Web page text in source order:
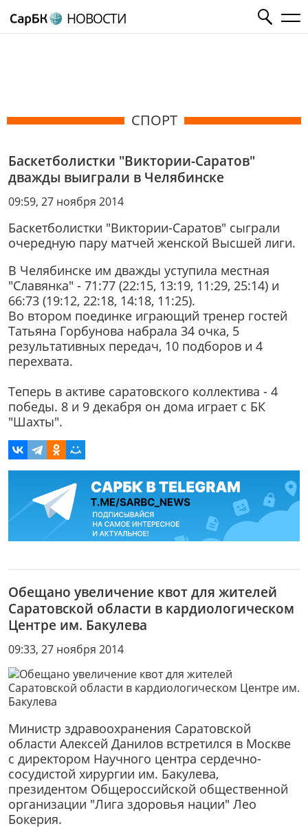
НОВОСТИ
СПОРТ
Баскетболистки "Виктории-Саратов"
дважды выиграли в Челябинске
09:59, 27 ноября 2014
Баскетболистки "Виктории-Саратов" сыграли
очередную пару матчей женской Высшей лиги.
В Челябинске им дважды уступила местная
"Славянка" - 71:77 (22:15, 13:19, 11:29, 25:14) и
66:73 (19:12, 22:18, 14:18, 11:25).
Во втором поединке играющий тренер гостей
Татьяна Горбунова набрала 34 очка, 5
результативных передач, 10 подборов и 4
перехвата.
Теперь в активе саратовского коллектива - 4
победы. 8 и 9 декабря он дома играет с БК
"Шахты".
Обещано увеличение квот для жителей
Саратовской области в кардиологическом
Центре им. Бакулева
09:33, 27 ноября 2014
Министр здравоохранения Саратовской
области Алексей Данилов встретился в Москве
с директором Научного центра сердечно-
сосудистой хирургии им. Бакулева,
президентом Общероссийской общественной
организации "Лига здоровья нации" Лео
Бокерия.